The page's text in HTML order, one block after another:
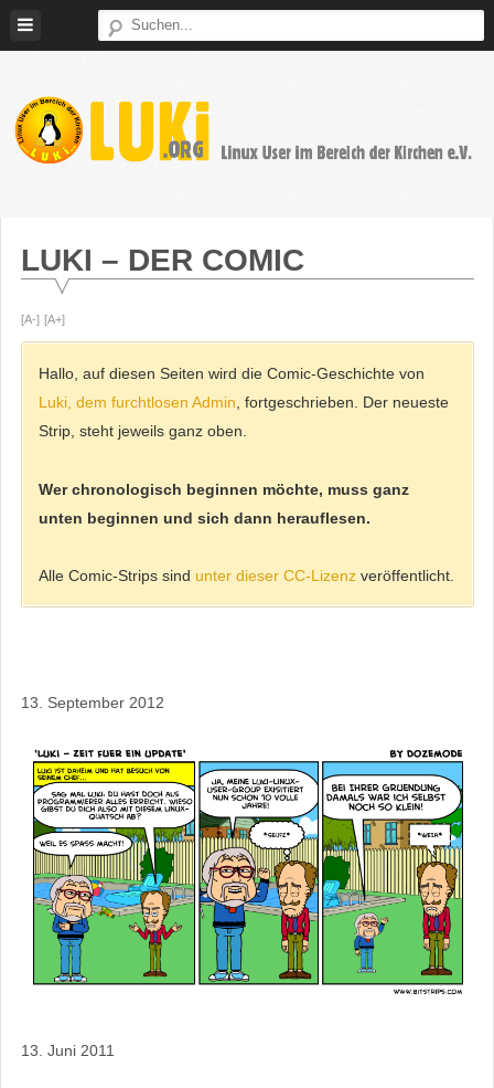
Bereich
Kirchen
LUKI – DER COMIC
[A-] [A+]
Hallo, auf diesen Seiten wird die Comic-Geschichte von
Luki, dem furchtlosen Admin, fortgeschrieben. Der neueste
Strip, steht jeweils ganz oben.
Wer chronologisch beginnen möchte, muss ganz
unten beginnen und sich dann herauflesen.
Alle Comic-Strips sind unter dieser CC-Lizenzveröffentlicht.
13. September 2012
13. Juni 2011